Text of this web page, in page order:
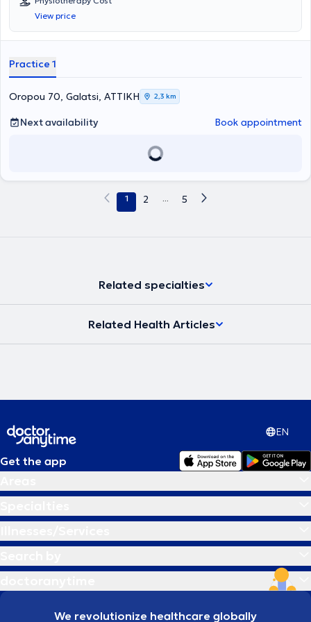
View price
Practice 1
Oropou 70, Galatsi, ΑΤΤΙΚΗ 2,3 km
Next availability Book appointment
1 2 ... 5
Related specialties
Related Health Articles
EN
Get the app
We revolutionize healthcare globally